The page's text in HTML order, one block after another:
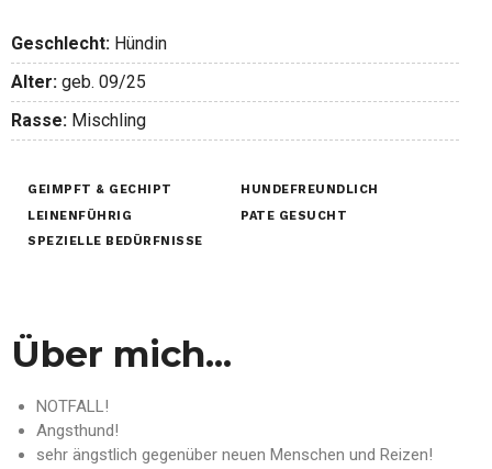
Geschlecht: Hündin
Alter: geb. 09/25
Rasse: Mischling
GEIMPFT & GECHIPT
HUNDEFREUNDLICH
LEINENFÜHRIG
PATE GESUCHT
SPEZIELLE BEDÜRFNISSE
Über mich...
NOTFALL!
Angsthund!
sehr ängstlich gegenüber neuen Menschen und Reizen!